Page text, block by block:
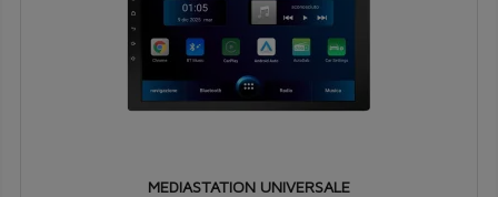
MEDIASTATION UNIVERSALE